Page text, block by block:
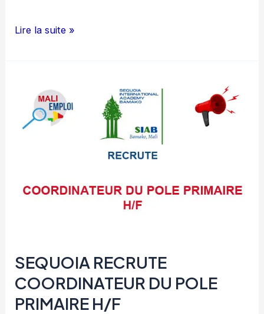
GROUPE
Lire la suite »
SEQUOIA RECRUTE
COORDINATEUR DU POLE
PRIMAIRE H/F